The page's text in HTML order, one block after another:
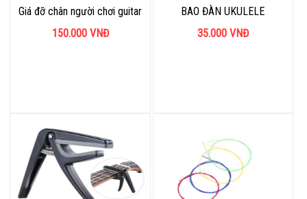
Giá đỡ chân người chơi guitar
150.000VNĐ
BAO ĐÀN UKULELE
35.000VNĐ